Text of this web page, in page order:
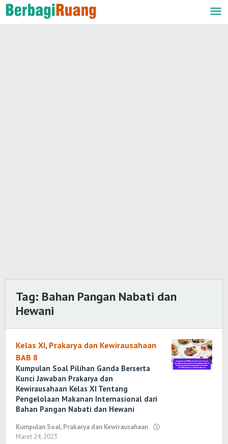
Lewati
ke
Tag: Bahan Pangan Nabati dan
Hewani
Kelas XI, Prakarya dan Kewirausahaan
BAB 8
Kumpulan Soal Pilihan Ganda Berserta
Kunci Jawaban Prakarya dan
Kewirausahaan Kelas XI Tentang
Pengelolaan Makanan Internasional dari
Bahan Pangan Nabati dan Hewani
Kumpulan Soal,Prakarya dan Kewirausahaan
Maret 24, 2023